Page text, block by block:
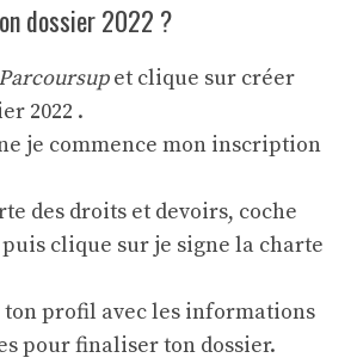
dossier 2022 ?
Parcoursupet clique sur créer
2022 .
je commence mon inscription
des droits et devoirs, coche
puis clique sur je signe la charte
ton profil avec les informations
pour finaliser ton dossier.